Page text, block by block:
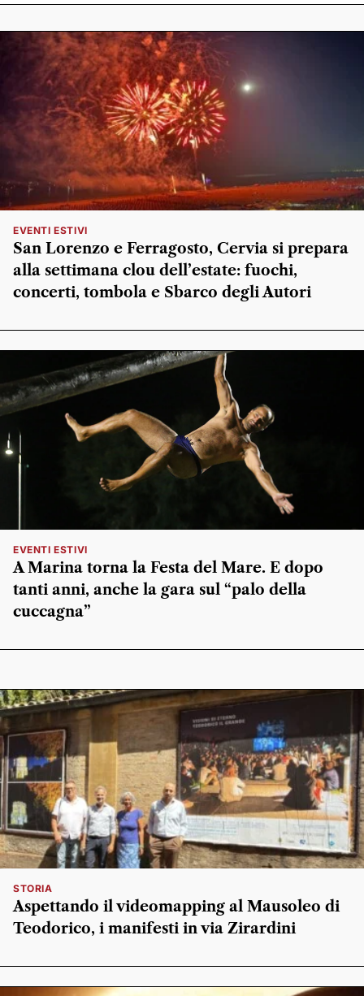
EVENTI ESTIVI
San Lorenzo e Ferragosto, Cervia si prepara
alla settimana clou dell’estate: fuochi,
concerti, tombola e Sbarco degli Autori
EVENTI ESTIVI
A Marina torna la Festa del Mare. E dopo
tanti anni, anche la gara sul “palo della
cuccagna”
STORIA
Aspettando il videomapping al Mausoleo di
Teodorico, i manifesti in via Zirardini